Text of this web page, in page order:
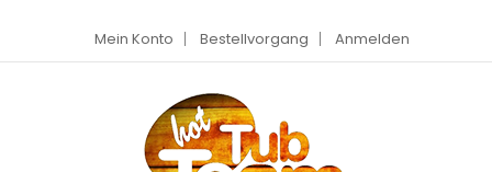
Mein Konto Bestellvorgang Anmelden